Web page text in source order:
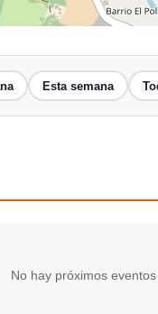
Esta semana
No hay próximos